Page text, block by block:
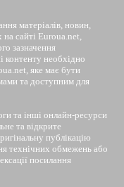
матеріалів, новин,
сайті Euroua.net,
зазначення
контенту необхідно
яке має бути
та доступним для
та інші онлайн-ресурси
та відкрите
публікацію
технічних обмежень або
посилання